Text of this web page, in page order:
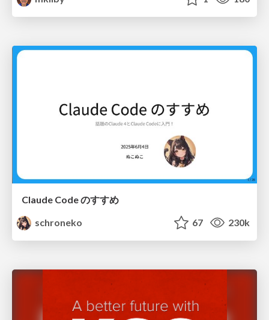
Claude Code のすすめ
schroneko
67 230k